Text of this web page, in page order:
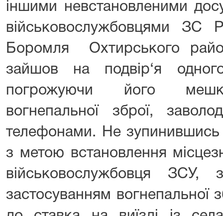
іншими невстановленими
військовослужбовцями
Боромля Охтирського
зайшов на подвір‘я
погрожуючи його
вогнепальної зброї,
телефонами. Не зупинившись
з метою встановлення
військовослужбовця ЗСУ,
застосуванням вогнепальної